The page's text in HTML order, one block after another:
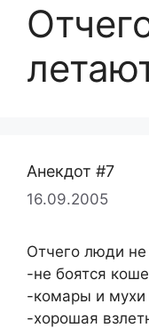
Анекдот #7
16.09.2005
Отчего люди не
-не боятся
-комары и мухи
-хорошая